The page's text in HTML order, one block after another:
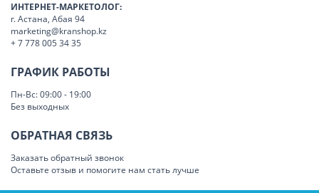
ИНТЕРНЕТ-МАРКЕТОЛОГ:
г. Астана, Абая 94
marketing@kranshop.kz
+ 7 778 005 34 35
ГРАФИК РАБОТЫ
Пн-Вс: 09:00 - 19:00
Без выходных
ОБРАТНАЯ СВЯЗЬ
Заказать обратный звонок
Оставьте отзыв и помогите нам стать лучше